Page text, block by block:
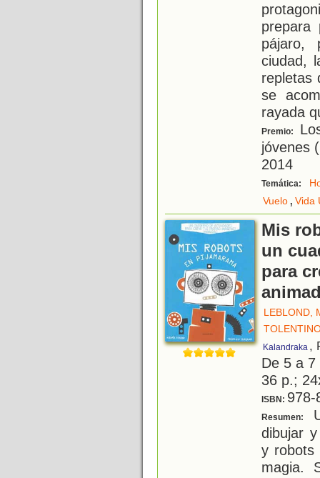
prepara
pájaro,
ciudad,
repletas
se
rayada
Premio:
jóvenes
2014
Temática:
Vuelo, Vida
Mis
un
para
LEBLOND,
Kalandraka ,
De 5 a
36 p.;
ISBN: 978-
Resumen:
dibujar
y robots
magia.